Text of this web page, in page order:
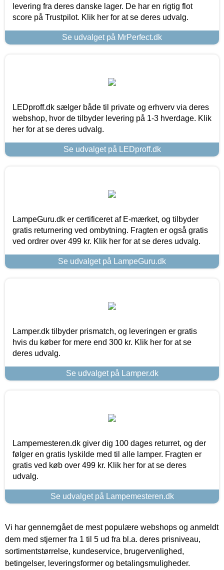
levering fra deres danske lager. De har en rigtig flot
score på Trustpilot. Klik her for at se deres udvalg.
Se udvalget på MrPerfect.dk
LEDproff.dk sælger både til private og erhverv via deres
webshop, hvor de tilbyder levering på 1-3 hverdage. Klik
her for at se deres udvalg.
Se udvalget på LEDproff.dk
LampeGuru.dk er certificeret af E-mærket, og tilbyder
gratis returnering ved ombytning. Fragten er også gratis
ved ordrer over 499 kr. Klik her for at se deres udvalg.
Se udvalget på LampeGuru.dk
Lamper.dk tilbyder prismatch, og leveringen er gratis
hvis du køber for mere end 300 kr. Klik her for at se
deres udvalg.
Se udvalget på Lamper.dk
Lampemesteren.dk giver dig 100 dages returret, og der
følger en gratis lyskilde med til alle lamper. Fragten er
gratis ved køb over 499 kr. Klik her for at se deres
udvalg.
Se udvalget på Lampemesteren.dk
Vi har gennemgået de mest populære webshops og anmeldt
dem med stjerner fra 1 til 5 ud fra bl.a. deres prisniveau,
sortimentstørrelse, kundeservice, brugervenlighed,
betingelser, leveringsformer og betalingsmuligheder.